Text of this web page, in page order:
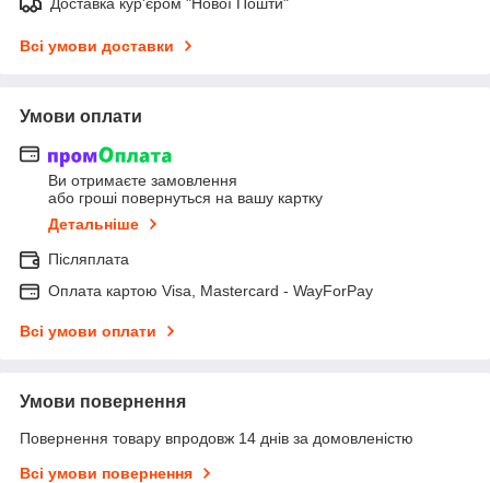
Всі умови доставки
Умови оплати
Ви отримаєте замовлення
або гроші повернуться на вашу картку
Детальніше
Післяплата
Оплата картою Visa, Mastercard - WayForPay
Всі умови оплати
Умови повернення
Повернення товару впродовж 14 днів за домовленістю
Всі умови повернення